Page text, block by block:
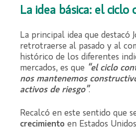
La idea básica: el ciclo
La principal idea que destacó
retrotraerse al pasado y al
histórico de los diferentes
mercados, es que “el ciclo
nos mantenemos
activos de riesgo”.
Recalcó en este sentido que
crecimiento en Estados